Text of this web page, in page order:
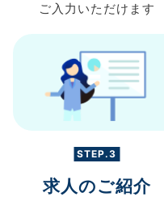
ご入力 いただけます
STEP.3
求人のご紹介